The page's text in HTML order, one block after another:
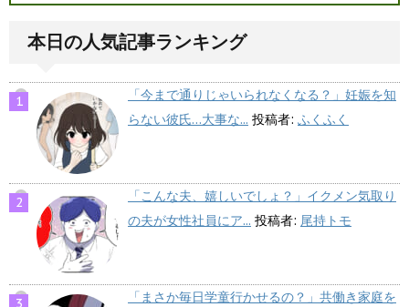
本日の人気記事ランキング
「今まで通りじゃいられなくなる？」妊娠を知
らない彼氏…大事な... 投稿者: ふくふく
「こんな夫、嬉しいでしょ？」イクメン気取り
の夫が女性社員にア... 投稿者: 尾持トモ
「まさか毎日学童行かせるの？」共働き家庭を